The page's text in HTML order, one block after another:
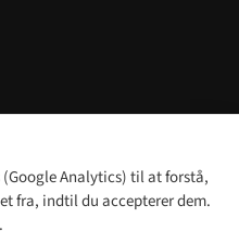
Analytics) til at forstå,
fra, indtil du accepterer dem.
.